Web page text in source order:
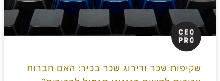
שקיפות שכר ודירוג שכר בכיר: האם חברות